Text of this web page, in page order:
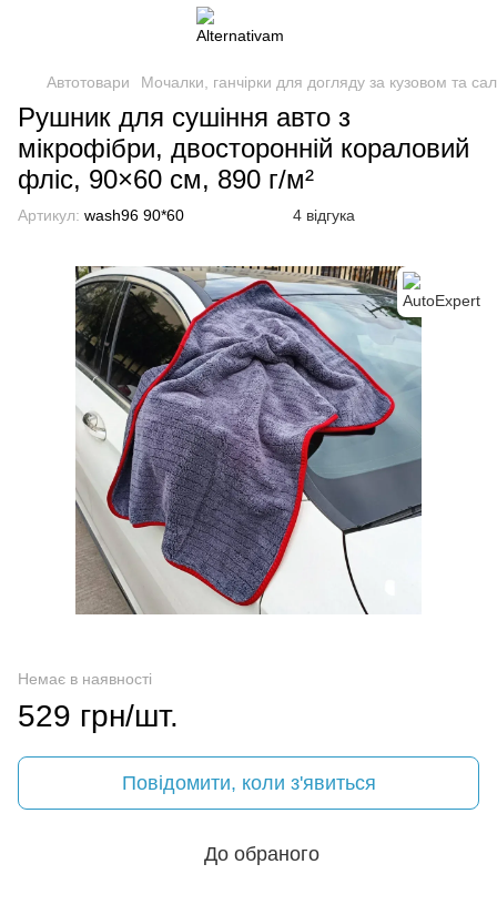
Автотовари Мочалки, ганчірки для догляду за кузовом та
Рушник для сушіння авто з
мікрофібри, двосторонній кораловий
фліс, 90×60 см, 890 г/м²
Артикул: wash96 90*60 4 відгука
Немає в наявності
529 грн/шт.
Повідомити, коли з'явиться
До обраного